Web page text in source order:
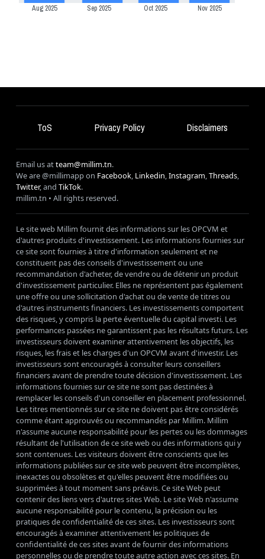
Aug 2025 Sep 2025 Oct 2025 Nov 2025
ToS Privacy Policy Disclaimers
Email us atteam@millim.tn.
We are @millimapp on Facebook, Linkedin,Instagram,Threads,
Twitter, and TikTok.
millim.tn • All rights reserved.
Le site web Millim fournit des informations sur les OPCVM et
d'autres produits d'investissement. Les informations fournies sur
ce site sont fournies à titre d'information seulement et ne
constituent pas des conseils d'investissement ou une
recommandation d'acheter, de vendre ou de détenir un produit
d'investissement particulier. Elles ne représentent pas également
une offre ou une sollicitation d'achat ou de vente de titres ou
d'autres instruments financiers. Les investissements comportent
des risques, y compris la perte éventuelle du capital investi. Les
performances passées ne garantissent pas les résultats futurs. Les
investisseurs doivent examiner attentivement les objectifs, les
risques, les frais et les charges d'un OPCVM avant d'investir. Les
investisseurs sont encouragés à consulter leurs conseillers
financiers avant de prendre toute décision d'investissement. Les
informations fournies sur ce site ne sont pas destinées à
remplacer les conseils d'un conseiller en placement professionnel.
Les titres mentionnés sur ce site ne doivent pas être considérés
comme étant approuvés ou recommandés par Millim. Millim
n'assume aucune responsabilité pour les pertes ou les dommages
résultant de l'utilisation de ce site web ou des informations qui y
sont contenues. Les visiteurs doivent être conscients que les
informations publiées sur ce site web peuvent être incomplètes,
inexactes ou obsolètes et qu'elles peuvent être modifiées ou
supprimées à tout moment sans préavis. Ce site Web peut
contenir des liens vers d'autres sites Web. Le site Web n'assume
aucune responsabilité pour le contenu, la précision ou les
pratiques de confidentialité de ces sites. Les investisseurs sont
encouragés à examiner attentivement les politiques de
confidentialité de ces sites avant de fournir des informations
personnelles ou de prendre toute autre action avec ces sites. En